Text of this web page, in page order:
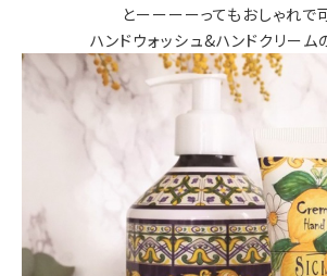
とーーーーってもおしゃれで
ハンドウォッシュ&ハンドクリー